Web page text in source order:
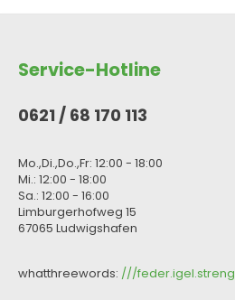
Service-Hotline
0621 / 68 170 113
Mo.,Di.,Do.,Fr: 12:00 - 18:00
Mi.: 12:00 - 18:00
Sa.: 12:00 - 16:00
Limburgerhofweg 15
67065 Ludwigshafen
whatthreewords: ///feder.igel.streng